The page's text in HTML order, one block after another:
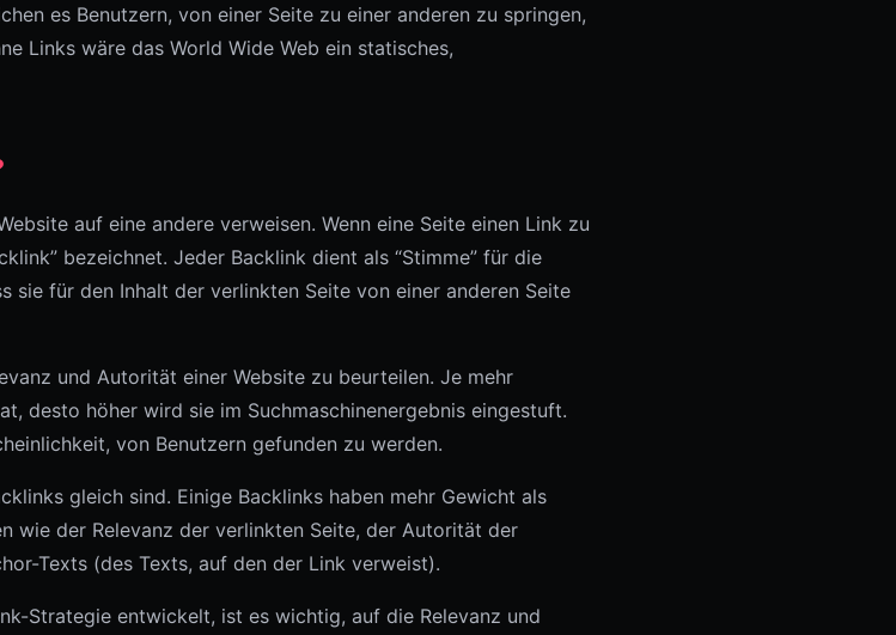
es Benutzern, von einer Seite zu einer anderen zu springen,
Links wäre das World Wide Web ein statisches,
auf eine andere verweisen. Wenn eine Seite einen Link zu
bezeichnet. Jeder Backlink dient als “Stimme” für die
sie für den Inhalt der verlinkten Seite von einer anderen Seite
und Autorität einer Website zu beurteilen. Je mehr
desto höher wird sie im Suchmaschinenergebnis eingestuft.
von Benutzern gefunden zu werden.
gleich sind. Einige Backlinks haben mehr Gewicht als
wie der Relevanz der verlinkten Seite, der Autorität der
Texts (des Texts, auf den der Link verweist).
Strategie entwickelt, ist es wichtig, auf die Relevanz und